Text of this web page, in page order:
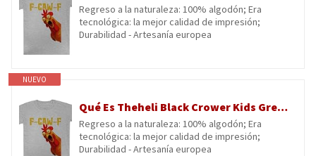
Regreso a la naturaleza: 100% algodón; Era
tecnológica: la mejor calidad de impresión;
Durabilidad - Artesanía europea
NUEVO
Qué Es Theheli Black Crower Kids Grey tee Camiseta De Manga Corta para Niños Kids Grey tee Children Short Sleeve T-Shirt
Regreso a la naturaleza: 100% algodón; Era
tecnológica: la mejor calidad de impresión;
Durabilidad - Artesanía europea